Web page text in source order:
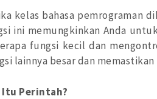
kelas bahasa pemrograman
ini memungkinkan Anda
fungsi kecil dan
lainnya besar dan
Itu Perintah?